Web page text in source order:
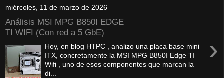
miércoles, 11 de marzo de 2026
Análisis MSI MPG B850I EDGE
TI WIFI (Con red a 5 GbE)
›
Hoy, en blog HTPC , analizo una placa base mini
ITX, concretamente la MSI MPG B850I Edge TI
Wifi , uno de esos componentes que marcan la
di...